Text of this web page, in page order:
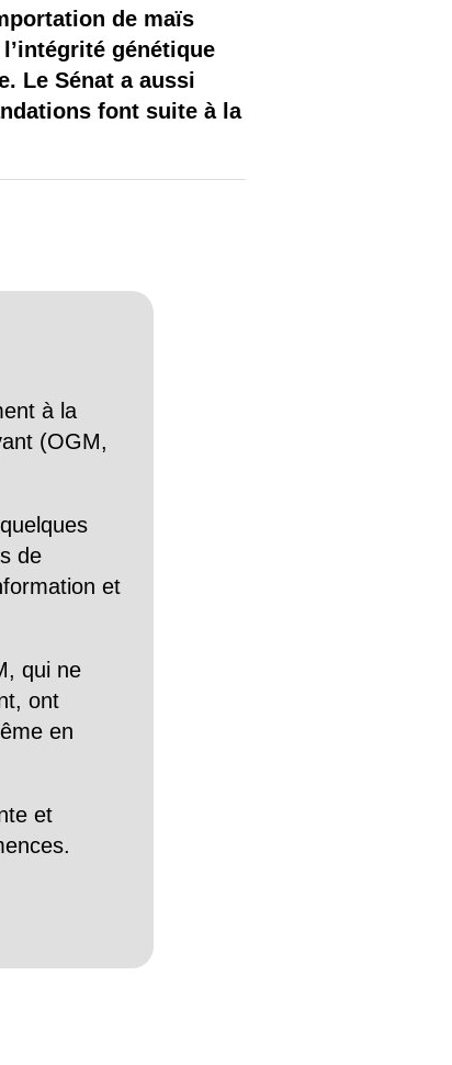
de maïs
génétique
Le Sénat a aussi
font suite à la
à la
(OGM,
de
et
qui ne
ont
en
et